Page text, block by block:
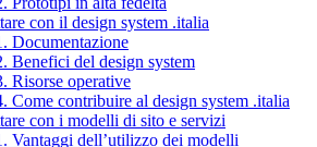
con il design system .italia
Documentazione
Benefici del design system
Risorse operative
Come contribuire al design system .italia
con i modelli di sito e servizi
Vantaggi dell’utilizzo dei modelli